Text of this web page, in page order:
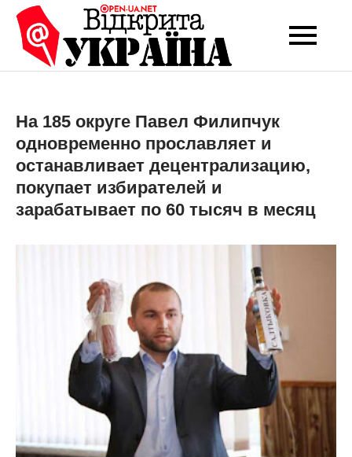
Перейти
вмісту
Open-UA
NET
Це ваше надійне
експертних думок
На 185 округе Павел Филипчук
одновременно прославляет и
останавливает децентрализацию,
покупает избирателей и
зарабатывает по 60 тысяч в месяц